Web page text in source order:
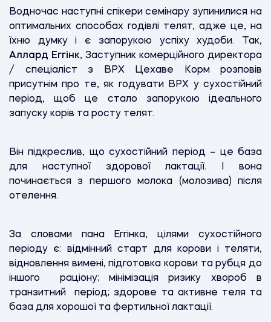
Водночас наступні спікери семінару зупинилися на
оптимальних способах годівлі телят, адже це, на
їхню думку і є запорукою успіху худоби. Так,
Аллард Еггінк, Заступник комерційного директора
/ спеціаліст з ВРХ Цехаве Корм розповів
присутнім про те, як годувати ВРХ у сухостійний
період, щоб це стало запорукою ідеального
запуску корів та росту телят.
Він підкреслив, що сухостійний період – це база
для наступної здорової лактації. І вона
починається з першого молока (молозива) після
отелення.
За словами пана Еггінка, цілями сухостійного
періоду є: відмінний старт для корови і теляти,
відновлення вимені, підготовка корови та рубця до
іншого раціону; мінімізація ризику хвороб в
транзитний період; здорове та активне теля та
база для хорошої та фертильної лактації.